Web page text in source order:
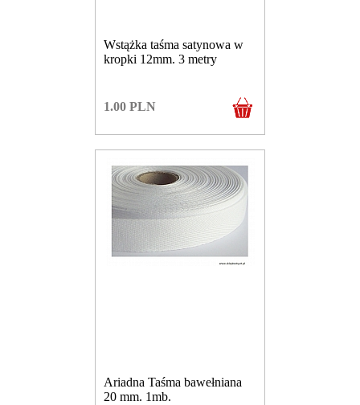
Wstążka taśma satynowa w
kropki 12mm. 3 metry
1.00 PLN
Ariadna Taśma bawełniana
20 mm. 1mb.